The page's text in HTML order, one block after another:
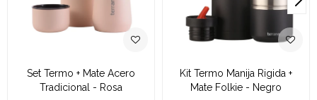
Set Termo + Mate Acero
Tradicional - Rosa
Kit Termo Manija Rigida +
Mate Folkie - Negro